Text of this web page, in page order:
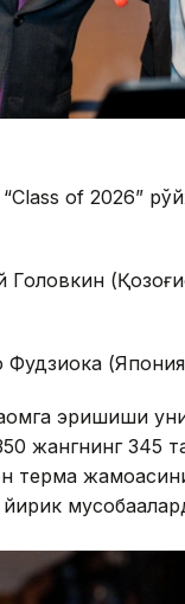
of 2026”
Головкин
Фудзиока
эришиши
жангнинг 345
терма